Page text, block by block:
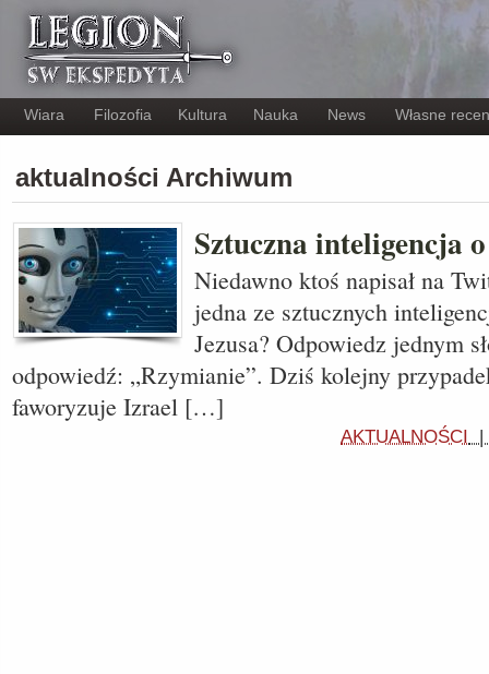
Wiara Filozofia Kultura Nauka News Własne
aktualności Archiwum
Sztuczna inteligencja
Niedawno ktoś napisał na
jedna ze sztucznych
Jezusa? Odpowiedz jednym
odpowiedź: „Rzymianie”. Dziś kolejny
faworyzuje Izrael […]
AKTUALNOŚCI